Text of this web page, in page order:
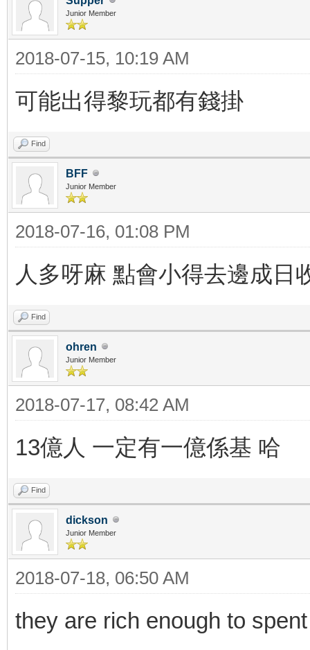
Junior Member
2018-07-15, 10:19 AM
可能出得黎玩都有錢掛
Find
BFF
Junior Member
2018-07-16, 01:08 PM
人多呀麻 點會小得去邊成日
Find
ohren
Junior Member
2018-07-17, 08:42 AM
13億人 一定有一億係基 哈
Find
dickson
Junior Member
2018-07-18, 06:50 AM
they are rich enough to